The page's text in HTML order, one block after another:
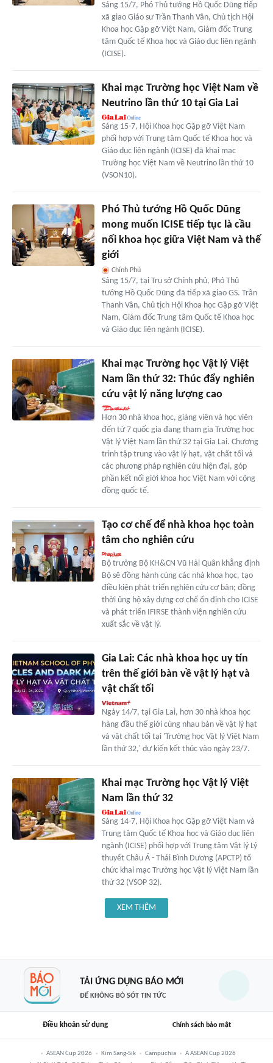
Sáng 15/7, Phó Thủ tướng Hồ Quốc Dũng tiếp
xã giao Giáo sư Trần Thanh Vân, Chủ tịch Hội
Khoa học Gặp gỡ Việt Nam, Giám đốc Trung
tâm Quốc tế Khoa học và Giáo dục liên ngành
(ICISE).
Khai mạc Trường học Việt Nam về
Neutrino lần thứ 10 tại Gia Lai
Sáng 15-7, Hội Khoa học Gặp gỡ Việt Nam
phối hợp với Trung tâm Quốc tế Khoa học và
Giáo dục liên ngành (ICISE) đã khai mạc
Trường học Việt Nam về Neutrino lần thứ 10
(VSON10).
Phó Thủ tướng Hồ Quốc Dũng
mong muốn ICISE tiếp tục là cầu
nối khoa học giữa Việt Nam và thế
giới
Chính Phủ
Sáng 15/7, tại Trụ sở Chính phủ, Phó Thủ
tướng Hồ Quốc Dũng đã tiếp xã giao GS. Trần
Thanh Vân, Chủ tịch Hội Khoa học Gặp gỡ Việt
Nam, Giám đốc Trung tâm Quốc tế Khoa học
và Giáo dục liên ngành (ICISE).
Khai mạc Trường học Vật lý Việt
Nam lần thứ 32: Thúc đẩy nghiên
cứu vật lý năng lượng cao
Hơn 30 nhà khoa học, giảng viên và học viên
đến từ 7 quốc gia đang tham gia Trường học
Vật lý Việt Nam lần thứ 32 tại Gia Lai. Chương
trình tập trung vào vật lý hạt, vật chất tối và
các phương pháp nghiên cứu hiện đại, góp
phần kết nối giới khoa học Việt Nam với cộng
đồng quốc tế.
Tạo cơ chế để nhà khoa học toàn
tâm cho nghiên cứu
Bộ trưởng Bộ KH&CN Vũ Hải Quân khẳng định
Bộ sẽ đồng hành cùng các nhà khoa học, tạo
điều kiện phát triển nghiên cứu cơ bản; đồng
thời ủng hộ xây dựng cơ chế ổn định cho ICISE
và phát triển IFIRSE thành viện nghiên cứu
xuất sắc về vật lý.
Gia Lai: Các nhà khoa học uy tín
trên thế giới bàn về vật lý hạt và
vật chất tối
Ngày 14/7, tại Gia Lai, hơn 30 nhà khoa học
hàng đầu thế giới cùng nhau bàn về vật lý hạt
và vật chất tối tại 'Trường học Vật lý Việt Nam
lần thứ 32,' dự kiến kết thúc vào ngày 23/7.
Khai mạc Trường học Vật lý Việt
Nam lần thứ 32
Sáng 14-7, Hội Khoa học Gặp gỡ Việt Nam và
Trung tâm Quốc tế Khoa học và Giáo dục liên
ngành (ICISE) phối hợp với Trung tâm Vật lý Lý
thuyết Châu Á - Thái Bình Dương (APCTP) tổ
chức khai mạc Trường học Vật lý Việt Nam lần
thứ 32 (VSOP 32).
XEM THÊM
TẢI ỨNG DỤNG BÁO MỚI
ĐỂ KHÔNG BỎ SÓT TIN TỨC
Điều khoản sử dụng Chính sách bảo mật
ASEAN Cup 2026 Kim Sang-Sik Campuchia
A ASEAN Cup 2026